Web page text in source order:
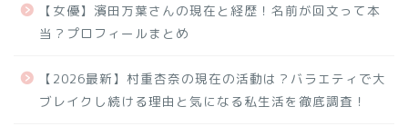
【女優】濱田万葉さんの現在と経歴！名前が回文って本
当？プロフィールまとめ
【2026最新】村重杏奈の現在の活動は？バラエティで大
ブレイクし続ける理由と気になる私生活を徹底調査！